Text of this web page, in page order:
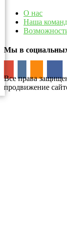
О нас
Наша
Мы в
Все права
продвижение